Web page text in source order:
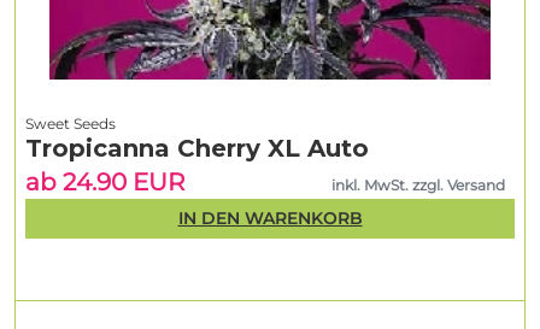
Sweet Seeds
Tropicanna Cherry XL Auto
ab 24.90 EUR
inkl. MwSt. zzgl. Versand
IN DEN WARENKORB